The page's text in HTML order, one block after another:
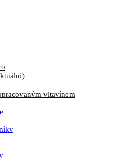
vltavínem